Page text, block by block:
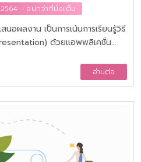
- จนกว่าที่นั่งเต็ม
นอผลงาน เป็นการเน้นการเรียนรู้วิธี
ด้วยแอพพลิเคชั่น
รค์อย่างเต็มตัว
อ่านต่อ